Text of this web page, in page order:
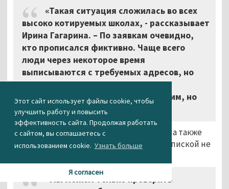
Этот сайт использует файлы cookie, чтобы
улучшить работу и повысить
эффективность сайта. Продолжая работать
с сайтом, вы соглашаетесь с
использованием cookie. Узнать больше
Я согласен
«Такая ситуация сложилась во всех
высоко котируемых школах, - рассказывает
Ирина Гагарина. – По заявкам очевидно,
кто прописался фиктивно. Чаще всего
люди через некоторое время
выписываются с требуемых адресов, но
уже всё – в школу они зачислены и
отчислять их не будут. Мы это видим, но
ничего поделать не можем».
Управление образования Нижнего Тагила также
противодействовать махинациям с пропиской не
«Мы можем только проверить